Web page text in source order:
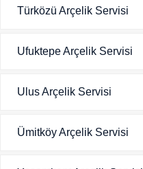
Türközü Arçelik Servisi
Ufuktepe Arçelik Servisi
Ulus Arçelik Servisi
Ümitköy Arçelik Servisi